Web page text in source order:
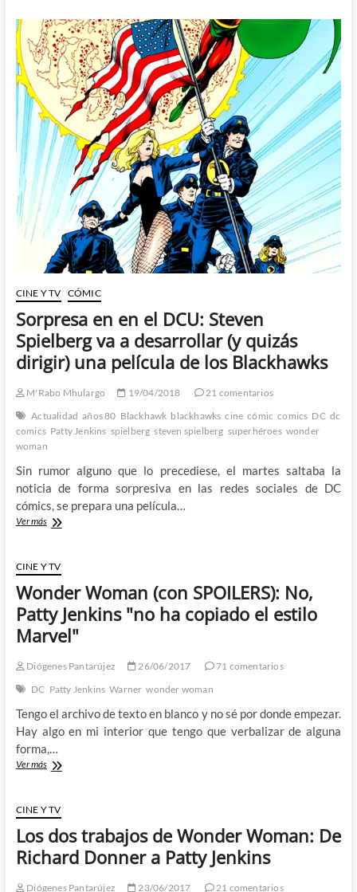
Woman
1984:
Ésta
sí
que
Wonder
Woman
CINE Y TV CÓMIC
Sorpresa en en el DCU: Steven
Spielberg va a desarrollar (y quizás
dirigir) una película de los Blackhawks
M'Rabo Mhulargo 19/04/2018
21 comentarios
Actualidad años 80 Blackhawk blackhawks cine cómic comics DC dc
comics Patty Jenkins spielberg steven spielberg superhéroes wonder
woman
Sin rumor alguno que lo precediese, el martes saltaba la
noticia de forma sorpresiva en las redes sociales de DC
cómics, se prepara una película…
Ver másSorpresa
el
DCU:
Steven
Spielberg
va
a
(y
dirigir)
película
de
los
Blackhawks
CINE Y TV
Wonder Woman (con SPOILERS): No,
Patty Jenkins "no ha copiado el estilo
Marvel"
Diógenes Pantarújez 26/06/2017
71 comentarios
DC Patty Jenkins Warner wonder woman
Tengo el archivo de texto en blanco y no sé por donde empezar.
Hay algo en mi interior que tengo que verbalizar de alguna
forma,…
Ver másWonder
SPOILERS):
No,
Patty
"no
CINE Y TV
Los dos trabajos de Wonder Woman: De
Richard Donner a Patty Jenkins
Diógenes Pantarújez 23/06/2017 21 comentarios